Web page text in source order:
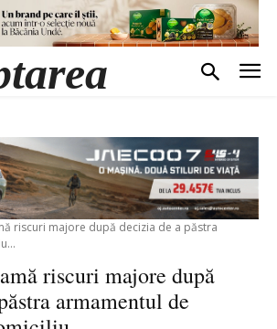
riscuri majore după decizia de a păstra
riscuri majore după
armamentul de